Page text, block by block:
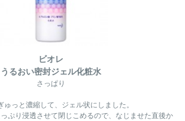
ビオレ
うるおい密封ジェル化粧水
さっぱり
ゅっと濃縮して、ジェル状にしました。
ぷり浸透させて閉じこめるので、なじませた直後か